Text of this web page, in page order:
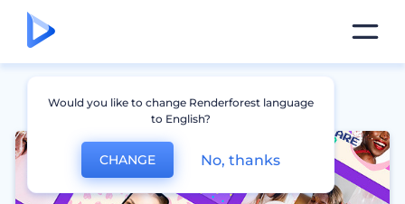
Would you like to change Renderforest language
to English?
CHANGE No, thanks